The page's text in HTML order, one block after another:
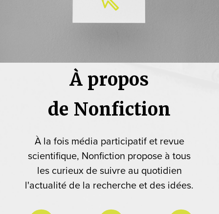
À propos
de Nonfiction
À la fois média participatif et revue
scientifique, Nonfiction propose à tous
les curieux de suivre au quotidien
l'actualité de la recherche et des idées.